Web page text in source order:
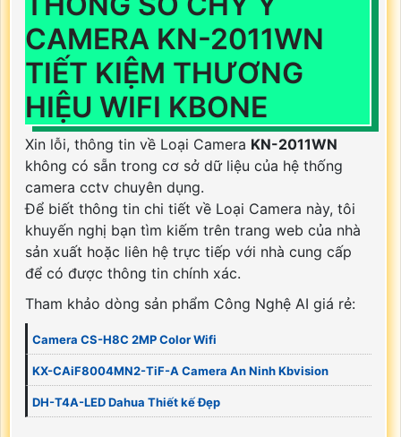
CAMERA KN-2011WN
TIẾT KIỆM THƯƠNG
HIỆU WIFI KBONE
Xin lỗi, thông tin về Loại Camera KN-2011WN
không có sẵn trong cơ sở dữ liệu của hệ thống
camera cctv chuyên dụng.
Để biết thông tin chi tiết về Loại Camera này, tôi
khuyến nghị bạn tìm kiếm trên trang web của nhà
sản xuất hoặc liên hệ trực tiếp với nhà cung cấp
để có được thông tin chính xác.
Tham khảo dòng sản phẩm Công Nghệ AI giá rẻ:
Camera CS-H8C 2MP Color Wifi
KX-CAiF8004MN2-TiF-A Camera An Ninh Kbvision
DH-T4A-LED Dahua Thiết kế Đẹp